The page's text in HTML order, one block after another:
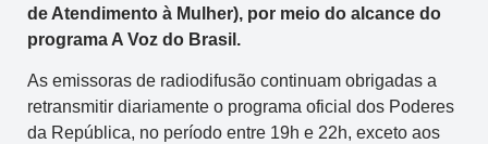
de Atendimento à Mulher), por meio do alcance do
programa A Voz do Brasil.
As emissoras de radiodifusão continuam obrigadas a
retransmitir diariamente o programa oficial dos Poderes
da República, no período entre 19h e 22h, exceto aos